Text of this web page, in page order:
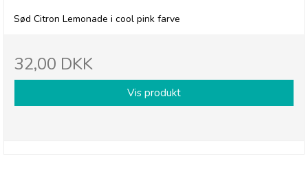
Sød Citron Lemonade i cool pink farve
32,00 DKK
Vis produkt